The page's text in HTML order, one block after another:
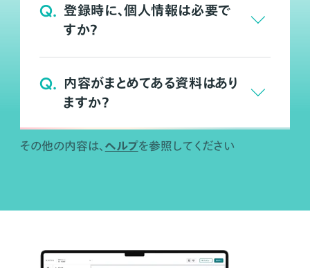
Q. 登録時に、個人情報は必要で
すか？
Q. 内容がまとめてある資料はあり
ますか？
その他の内容は、 ヘルプを参照してください